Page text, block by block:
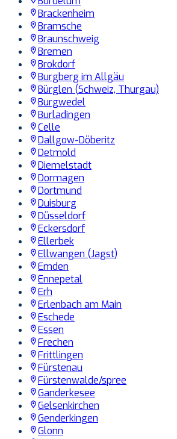
Brackenheim
Bramsche
Braunschweig
Bremen
Brokdorf
Burgberg im Allgäu
Bürglen (Schweiz, Thurgau)
Burgwedel
Burladingen
Celle
Dallgow-Döberitz
Detmold
Diemelstadt
Dormagen
Dortmund
Duisburg
Düsseldorf
Eckersdorf
Ellerbek
Ellwangen (Jagst)
Emden
Ennepetal
Erh
Erlenbach am Main
Eschede
Essen
Frechen
Frittlingen
Fürstenau
Fürstenwalde/spree
Ganderkesee
Gelsenkirchen
Genderkingen
Glonn